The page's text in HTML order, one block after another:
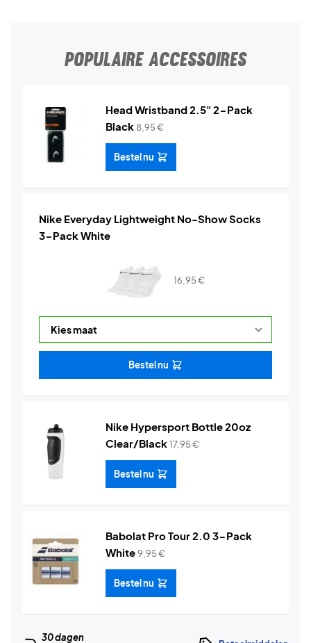
POPULAIRE ACCESSOIRES
Head Wristband 2.5" 2-Pack
Black 8,95€
Bestel nu
Nike Everyday Lightweight No-Show Socks
3-Pack White
16,95€
Bestel nu
Nike Hypersport Bottle 20oz
Clear/Black17,95€
Bestel nu
Babolat Pro Tour 2.0 3-Pack
White9,95€
Bestel nu
30 dagen